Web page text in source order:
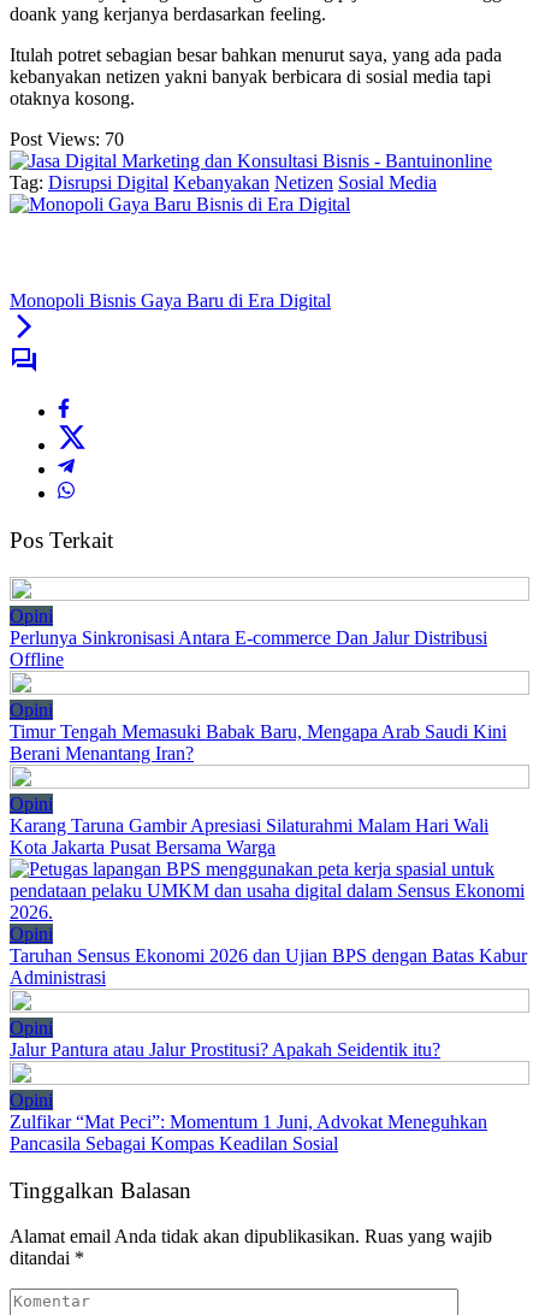
doank yang kerjanya berdasarkan feeling.
Itulah potret sebagian besar bahkan menurut saya, yang ada pada
kebanyakan netizen yakni banyak berbicara di sosial media tapi
otaknya kosong.
Post Views: 70
Tag: Disrupsi Digital Kebanyakan Netizen Sosial Media
Monopoli Bisnis Gaya Baru di Era Digital
Pos Terkait
Opini
Perlunya Sinkronisasi Antara E-commerce Dan Jalur Distribusi
Offline
Opini
Timur Tengah Memasuki Babak Baru, Mengapa Arab Saudi Kini
Berani Menantang Iran?
Opini
Karang Taruna Gambir Apresiasi Silaturahmi Malam Hari Wali
Kota Jakarta Pusat Bersama Warga
Opini
Taruhan Sensus Ekonomi 2026 dan Ujian BPS dengan Batas Kabur
Administrasi
Opini
Jalur Pantura atau Jalur Prostitusi? Apakah Seidentik itu?
Opini
Zulfikar “Mat Peci”: Momentum 1 Juni, Advokat Meneguhkan
Pancasila Sebagai Kompas Keadilan Sosial
Tinggalkan Balasan
Alamat email Anda tidak akan dipublikasikan. Ruas yang wajib
ditandai *